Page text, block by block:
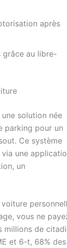
après
grâce au libre-
solution née
parking pour un
Ce système
une
un
vous ne
millions de
et 6-t, 68% des